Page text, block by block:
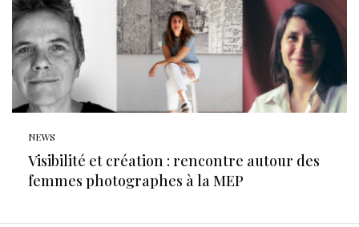
NEWS
Visibilité et création : rencontre autour des
femmes photographes à la MEP